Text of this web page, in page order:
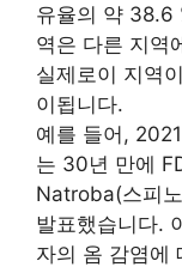
유율의 약 38.6
역은 다른 지역
실제로이 지역
이됩니다.
예를 들어,
는 30년 만에
Natroba(스피
발표했습니다.
자의 옴 감염에